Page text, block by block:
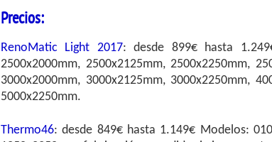
Precios:
RenoMatic Light 2017: desde 899€ hasta
2500x2000mm, 2500x2125mm, 2500x2250mm,
3000x2000mm, 3000x2125mm, 3000x2250mm,
5000x2250mm.
Thermo46: desde 849€ hasta 1.149€ Modelos: